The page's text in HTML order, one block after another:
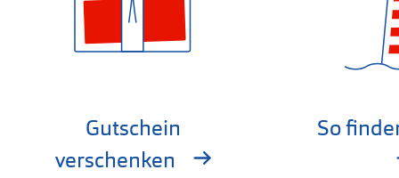
Gutschein
verschenken
So